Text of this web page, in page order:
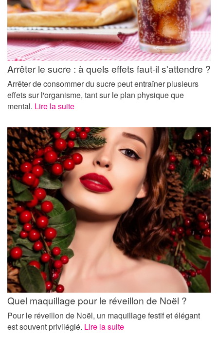
Arrêter le sucre : à quels effets faut-il s'attendre ?
Arrêter de consommer du sucre peut entraîner plusieurs
effets sur l'organisme, tant sur le plan physique que
mental. Lire la suite
Quel maquillage pour le réveillon de Noël ?
Pour le réveillon de Noël, un maquillage festif et élégant
est souvent privilégié. Lire la suite